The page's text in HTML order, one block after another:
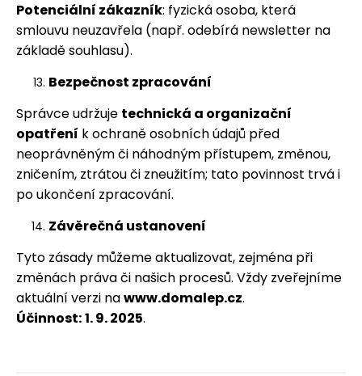
Potenciální zákazník: fyzická osoba, která
smlouvu neuzavřela (např. odebírá newsletter na
základě souhlasu).
Bezpečnost zpracování
Správce udržuje technická a organizační
opatření k ochraně osobních údajů před
neoprávněným či náhodným přístupem, změnou,
zničením, ztrátou či zneužitím; tato povinnost trvá i
po ukončení zpracování.
Závěrečná ustanovení
Tyto zásady můžeme aktualizovat, zejména při
změnách práva či našich procesů. Vždy zveřejníme
aktuální verzi nawww.domalep.cz.
Účinnost:1. 9. 2025.